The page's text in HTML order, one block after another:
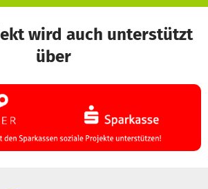
wird auch unterstützt
über